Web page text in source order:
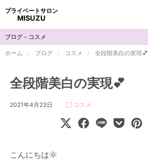
プライベートサロン
MISUZU
メニュー
コスメ
ハリウッドブロウリフト
お客様の声
ブログ - コスメ
ホーム ブログ コスメ 全段階美白の実現💕
全段階美白の実現💕
2021年4月23日 コスメ
こんにちは🌞